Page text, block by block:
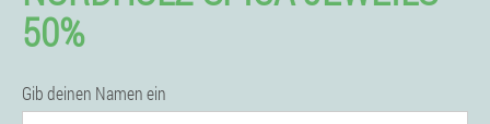
50%
Gib deinen Namen ein